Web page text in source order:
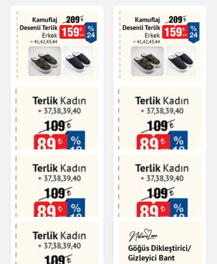
Terlik Erkek
Ayakkabı
Terlik Erkek
Ayakkabı
Ayakkabı